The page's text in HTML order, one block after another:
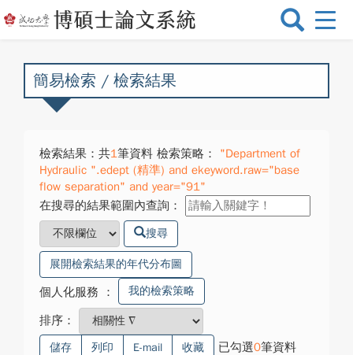
選
換
簡易檢索 / 檢索結果
檢索結果：共1筆資料 檢索策略：
"Department of
Hydraulic ".edept (精準) and ekeyword.raw="base
flow separation" and year="91"
在搜尋的結果範圍內查詢：
搜尋
展開檢索結果的年代分布圖
個人化服務 ： 我的檢索策略
排序：
儲存 列印 E-mail 收藏 已勾選0筆資料